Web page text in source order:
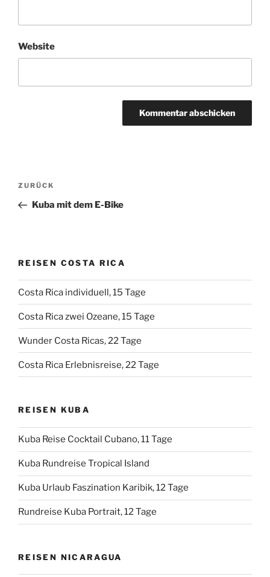
Website
Beitragsnavigation
Vorheriger
Beitrag
ZURÜCK
Kuba mit dem E-Bike
REISEN COSTA RICA
Costa Rica individuell, 15 Tage
Costa Rica zwei Ozeane, 15 Tage
Wunder Costa Ricas, 22 Tage
Costa Rica Erlebnisreise, 22 Tage
REISEN KUBA
Kuba Reise Cocktail Cubano, 11 Tage
Kuba Rundreise Tropical Island
Kuba Urlaub Faszination Karibik, 12 Tage
Rundreise Kuba Portrait, 12 Tage
REISEN NICARAGUA